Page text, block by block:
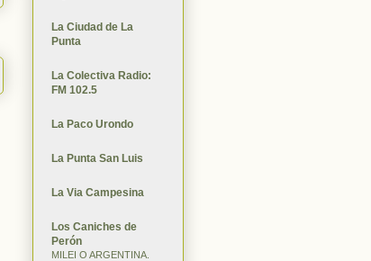
La Ciudad de La
Punta
La Colectiva Radio:
FM 102.5
La Paco Urondo
La Punta San Luis
La Via Campesina
Los Caniches de
Perón
MILEI O ARGENTINA.